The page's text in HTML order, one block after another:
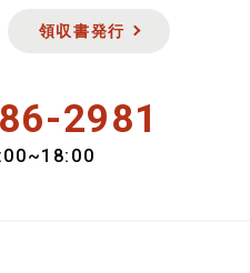
領収書発行
2981